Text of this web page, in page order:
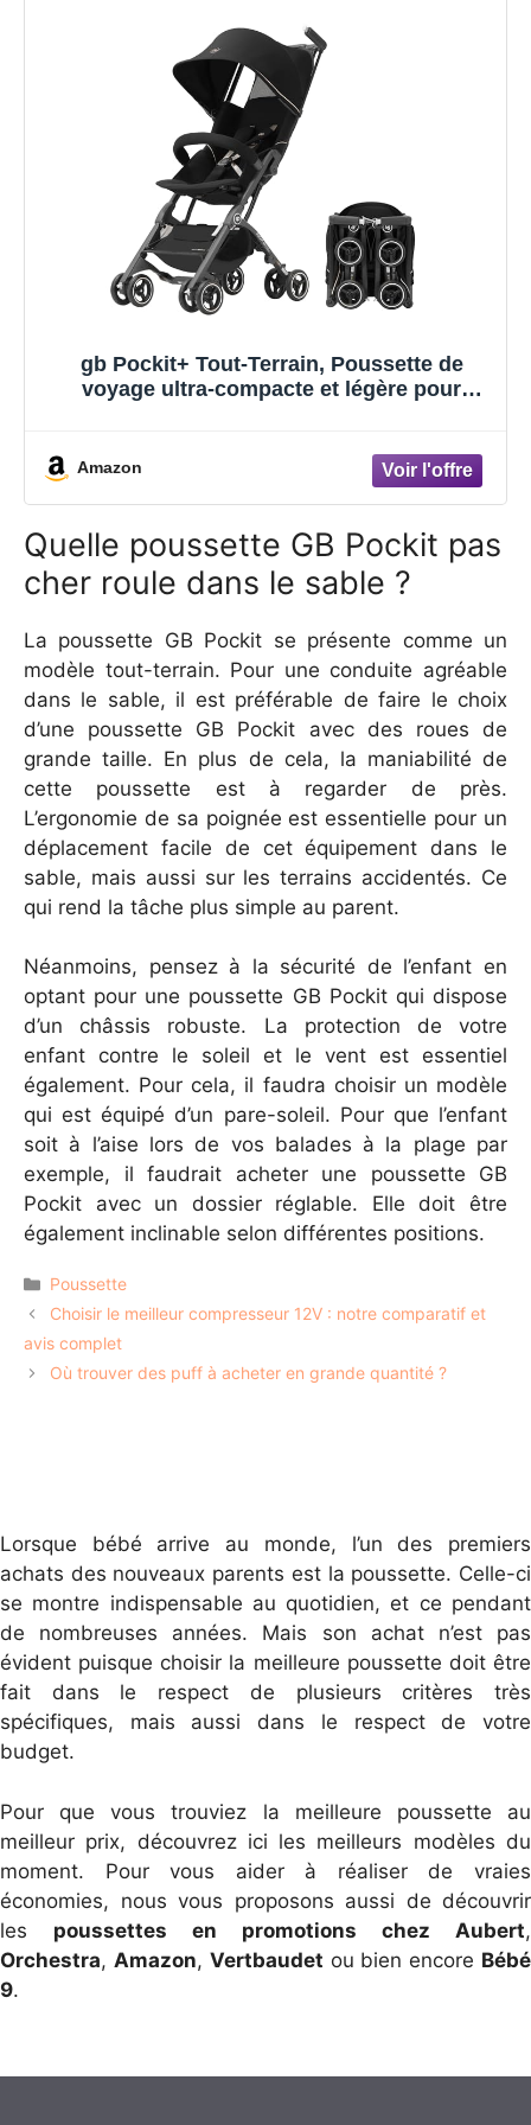
gb Pockit+ Tout-Terrain, Poussette de
voyage ultra-compacte et légère pour
Amazon
Quelle poussette GB Pockit pas
cher roule dans le sable ?
La poussette GB Pockit se présente comme un
modèle tout-terrain. Pour une conduite agréable
dans le sable, il est préférable de faire le choix
d’une poussette GB Pockit avec des roues de
grande taille. En plus de cela, la maniabilité de
cette poussette est à regarder de près.
L’ergonomie de sa poignée est essentielle pour un
déplacement facile de cet équipement dans le
sable, mais aussi sur les terrains accidentés. Ce
qui rend la tâche plus simple au parent.
Néanmoins, pensez à la sécurité de l’enfant en
optant pour une poussette GB Pockit qui dispose
d’un châssis robuste. La protection de votre
enfant contre le soleil et le vent est essentiel
également. Pour cela, il faudra choisir un modèle
qui est équipé d’un pare-soleil. Pour que l’enfant
soit à l’aise lors de vos balades à la plage par
exemple, il faudrait acheter une poussette GB
Pockit avec un dossier réglable. Elle doit être
également inclinable selon différentes positions.
Catégories
Poussette
Choisir le meilleur compresseur 12V : notre comparatif et
avis complet
Où trouver des puff à acheter en grande quantité ?
Lorsque bébé arrive au monde, l’un des premiers
achats des nouveaux parents est la poussette. Celle-ci
se montre indispensable au quotidien, et ce pendant
de nombreuses années. Mais son achat n’est pas
évident puisque choisir la meilleure poussette doit être
fait dans le respect de plusieurs critères très
spécifiques, mais aussi dans le respect de votre
budget.
Pour que vous trouviez la meilleure poussette au
meilleur prix, découvrez ici les meilleurs modèles du
moment. Pour vous aider à réaliser de vraies
économies, nous vous proposons aussi de découvrir
les poussettes en promotions chez Aubert,
Orchestra, Amazon, Vertbaudet ou bien encore Bébé
9.